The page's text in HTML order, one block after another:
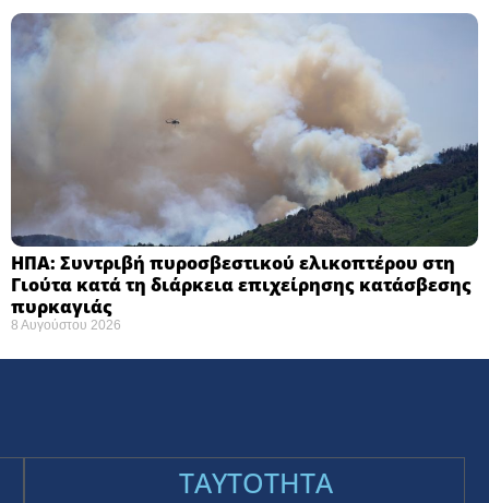
ΗΠΑ: Συντριβή πυροσβεστικού ελικοπτέρου στη
Γιούτα κατά τη διάρκεια επιχείρησης κατάσβεσης
πυρκαγιάς ​
8 Αυγούστου 2026
TAYTOTHTA